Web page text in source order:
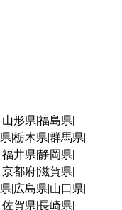
山形県 福島県
栃木県 群馬県
福井県 静岡県
京都府滋賀県
広島県 山口県
佐賀県 長崎県